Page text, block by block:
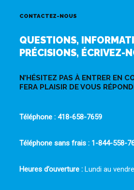
CONTACTEZ-NOUS
QUESTIONS,
PRÉCISIONS, ÉCRIVEZ-
N’HÉSITEZ PAS À ENTRER EN
FERA PLAISIR DE VOUS
Téléphone : 418-658-7659
Téléphone sans frais : 1-844-558-
Heures d’ouverture : Lundi au